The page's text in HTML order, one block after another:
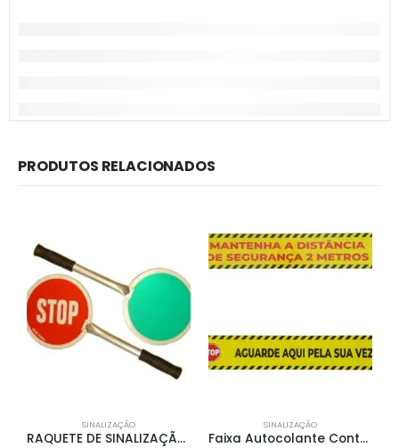
PRODUTOS RELACIONADOS
SINALIZAÇÃO
RAQUETE DE SINALIZAÇÃO STOP
SINALIZAÇÃO
Faixa Autocolante Controlo Distâncias